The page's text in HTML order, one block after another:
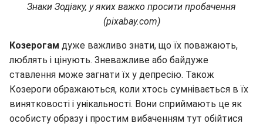
Знаки Зодіаку, у яких важко просити пробачення
(pixabay.com)
Козерогам дуже важливо знати, що їх поважають,
люблять і цінують. Зневажливе або байдуже
ставлення може загнати їх у депресію. Також
Козероги ображаються, коли хтось сумнівається в їх
винятковості і унікальності. Вони сприймають це як
особисту образу і простим вибаченням тут обійтися